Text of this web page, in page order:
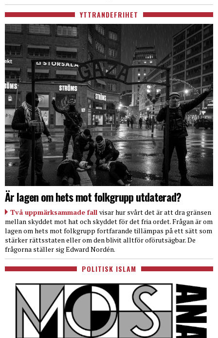
YTTRANDEFRIHET
Är lagen om hets mot folkgrupp utdaterad?
Två uppmärksammade fall visar hur svårt det är att dra gränsen
mellan skyddet mot hat och skyddet för det fria ordet. Frågan är om
lagen om hets mot folkgrupp fortfarande tillämpas på ett sätt som
stärker rättsstaten eller om den blivit alltför oförutsägbar. De
frågorna ställer sig Edward Nordén.
POLITISK ISLAM